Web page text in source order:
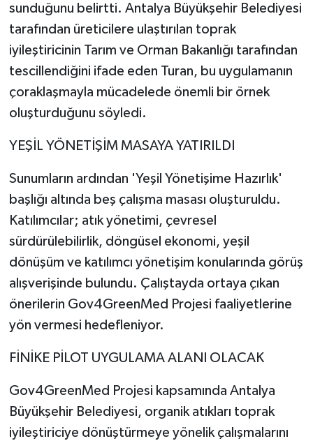
sunduğunu belirtti. Antalya Büyükşehir Belediyesi
tarafından üreticilere ulaştırılan toprak
iyileştiricinin Tarım ve Orman Bakanlığı tarafından
tescillendiğini ifade eden Turan, bu uygulamanın
çoraklaşmayla mücadelede önemli bir örnek
oluşturduğunu söyledi.
YEŞİL YÖNETİŞİM MASAYA YATIRILDI
Sunumların ardından 'Yeşil Yönetişime Hazırlık'
başlığı altında beş çalışma masası oluşturuldu.
Katılımcılar; atık yönetimi, çevresel
sürdürülebilirlik, döngüsel ekonomi, yeşil
dönüşüm ve katılımcı yönetişim konularında görüş
alışverişinde bulundu. Çalıştayda ortaya çıkan
önerilerin Gov4GreenMed Projesi faaliyetlerine
yön vermesi hedefleniyor.
FİNİKE PİLOT UYGULAMA ALANI OLACAK
Gov4GreenMed Projesi kapsamında Antalya
Büyükşehir Belediyesi, organik atıkları toprak
iyileştiriciye dönüştürmeye yönelik çalışmalarını